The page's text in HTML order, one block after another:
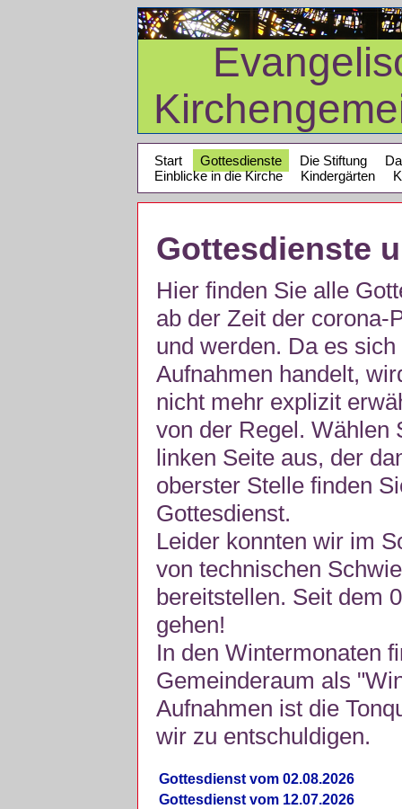
Start Gottesdienste Die Stiftung
Einblicke in die Kirche
Kindergärten
Gottesdienste
Hier finden Sie alle
ab der Zeit der corona-
und werden. Da es
Aufnahmen handelt,
nicht mehr explizit
von der Regel. Wählen
linken Seite aus, der
oberster Stelle finden
Gottesdienst.
Leider konnten wir im
von technischen
bereitstellen. Seit dem
gehen!
In den Wintermonaten
Gemeinderaum als
Aufnahmen ist die
wir zu entschuldigen.
Gottesdienst vom 02.08.2026
Gottesdienst vom 12.07.2026